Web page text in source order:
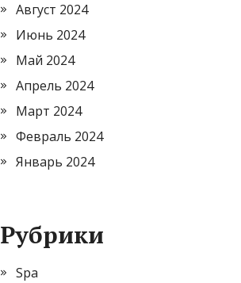
Август 2024
Июнь 2024
Май 2024
Апрель 2024
Март 2024
Февраль 2024
Январь 2024
Рубрики
Spa